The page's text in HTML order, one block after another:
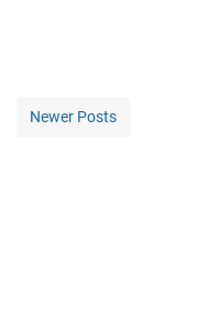
Newer Posts